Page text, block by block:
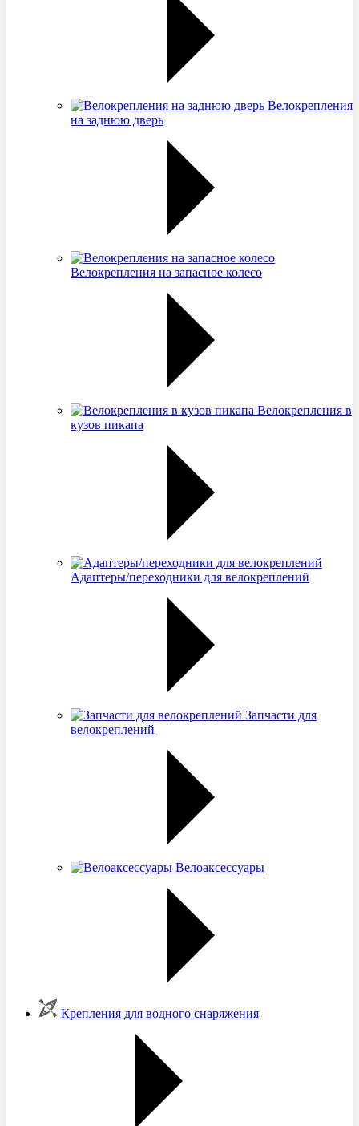
Велокрепления
на заднюю дверь
Велокрепления на запасное колесо
Велокрепления в
кузов пикапа
Адаптеры/переходники для велокреплений
Запчасти для
велокреплений
Велоаксессуары
Крепления для водного снаряжения